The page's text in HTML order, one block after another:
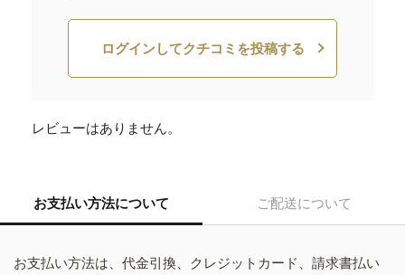
ログインしてクチコミを投稿する
レビューはありません。
お支払い方法について ご配送について
お支払い方法は、代金引換、クレジットカード、請求書払い